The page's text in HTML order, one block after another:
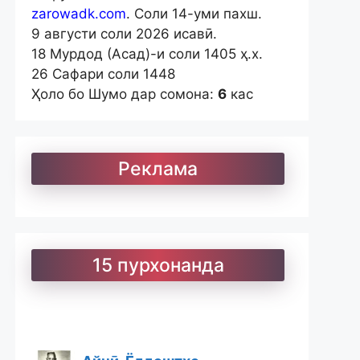
zarowadk.com. Соли 14-уми пахш.
9 августи соли 2026 исавӣ.
18 Мурдод (Асад)-и соли 1405 ҳ.х.
26 Сафари соли 1448
Ҳоло бо Шумо дар сомона:6 кас
Реклама
15 пурхонанда